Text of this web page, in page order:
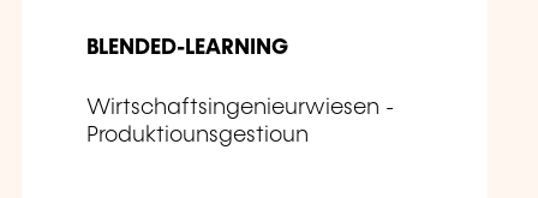
BLENDED-LEARNING
Wirtschaftsingenieurwiesen -
Produktiounsgestioun